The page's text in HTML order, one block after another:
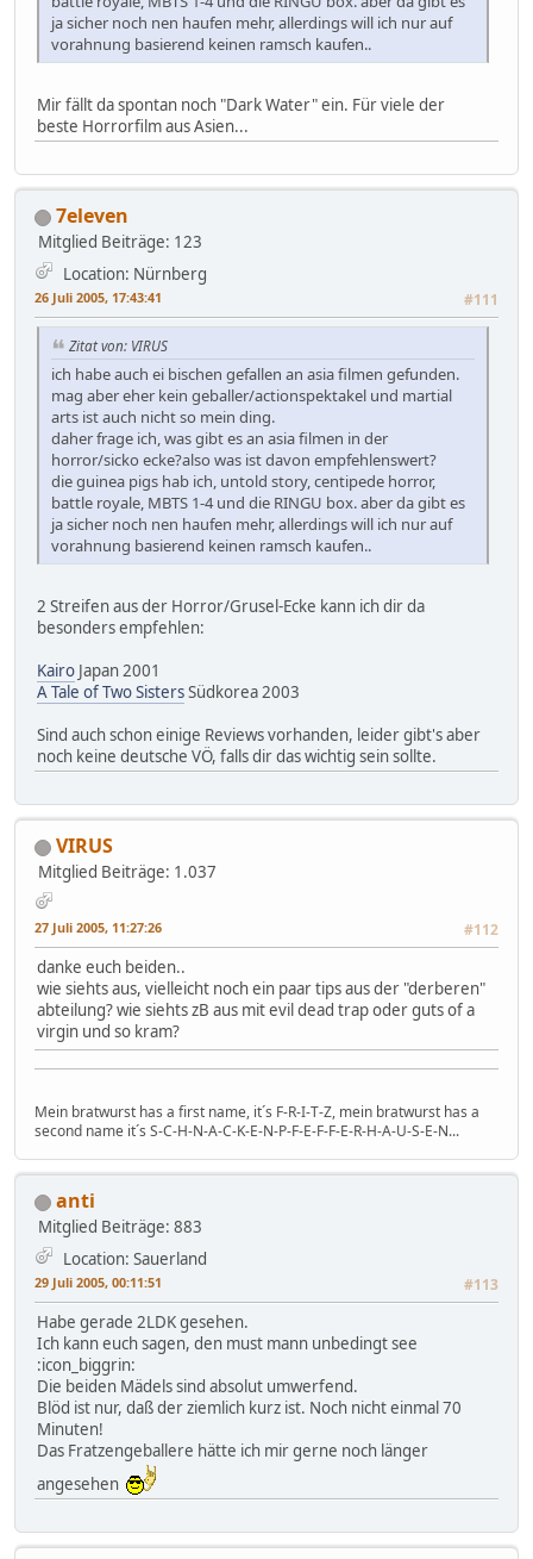
ja sicher noch nen haufen mehr, allerdings will ich nur auf
vorahnung basierend keinen ramsch kaufen..
Mir fällt da spontan noch "Dark Water" ein. Für viele der
beste Horrorfilm aus Asien...
7eleven
Mitglied Beiträge: 123
Location: Nürnberg
26 Juli 2005, 17:43:41 #111
Zitat von: VIRUS
ich habe auch ei bischen gefallen an asia filmen gefunden.
mag aber eher kein geballer/actionspektakel und martial
arts ist auch nicht so mein ding.
daher frage ich, was gibt es an asia filmen in der
horror/sicko ecke?also was ist davon empfehlenswert?
die guinea pigs hab ich, untold story, centipede horror,
battle royale, MBTS 1-4 und die RINGU box. aber da gibt es
ja sicher noch nen haufen mehr, allerdings will ich nur auf
vorahnung basierend keinen ramsch kaufen..
2 Streifen aus der Horror/Grusel-Ecke kann ich dir da
besonders empfehlen:
Kairo Japan 2001
A Tale of Two SistersSüdkorea 2003
Sind auch schon einige Reviews vorhanden, leider gibt's aber
noch keine deutsche VÖ, falls dir das wichtig sein sollte.
VIRUS
Mitglied Beiträge: 1.037
27 Juli 2005, 11:27:26 #112
danke euch beiden..
wie siehts aus, vielleicht noch ein paar tips aus der "derberen"
abteilung? wie siehts zB aus mit evil dead trap oder guts of a
virgin und so kram?
Mein bratwurst has a first name, it´s F-R-I-T-Z, mein bratwurst has a
second name it´s S-C-H-N-A-C-K-E-N-P-F-E-F-F-E-R-H-A-U-S-E-N...
anti
Mitglied Beiträge: 883
Location: Sauerland
29 Juli 2005, 00:11:51 #113
Habe gerade 2LDK gesehen.
Ich kann euch sagen, den must mann unbedingt see
:icon_biggrin:
Die beiden Mädels sind absolut umwerfend.
Blöd ist nur, daß der ziemlich kurz ist. Noch nicht einmal 70
Minuten!
Das Fratzengeballere hätte ich mir gerne noch länger
angesehen